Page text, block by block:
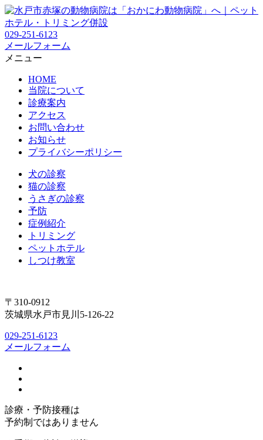
029-251-6123
メールフォーム
メニュー
HOME
当院について
診療案内
アクセス
お問い合わせ
お知らせ
プライバシーポリシー
犬の診察
猫の診察
うさぎの診察
予防
症例紹介
トリミング
ペットホテル
しつけ教室
〒310-0912
茨城県水戸市見川5-126-22
029-251-6123
メールフォーム
診療・予防接種は
予約制ではありません